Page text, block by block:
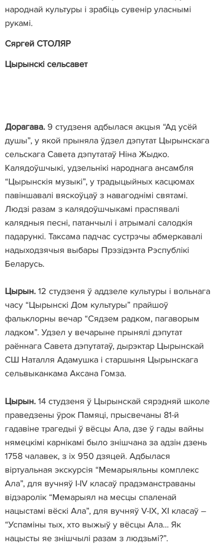
народнай культуры і зрабіць сувенір уласнымі
рукамі.
Сяргей СТОЛЯР
Цырынскі сельсавет
Дорагава. 9 студзеня адбылася акцыя “Ад усёй
душы”, у якой прыняла ўдзел дэпутат Цырынскага
сельскага Савета дэпутатаў Ніна Жыдко.
Калядоўшчыкі, удзельнікі народнага ансамбля
“Цырынскія музыкі”, у традыцыйных касцюмах
павіншавалі вяскоўцаў з навагоднімі святамі.
Людзі разам з калядоўшчыкамі праспявалі
калядныя песні, патанчылі і атрымалі салодкія
падарункі. Таксама падчас сустрэчы абмеркавалі
надыходзячыя выбары Прэзідэнта Рэспублікі
Беларусь.
Цырын. 12 студзеня ў аддзеле культуры і вольнага
часу “Цырынскі Дом культуры” прайшоў
фальклорны вечар “Сядзем радком, пагаворым
ладком”. Удзел у вечарыне прынялі дэпутат
раённага Савета дэпутатаў, дырэктар Цырынскай
СШ Наталля Адамушка і старшыня Цырынскага
сельвыканкама Аксана Гомза.
Цырын. 14 студзеня ў Цырынскай сярэдняй школе
праведзены ўрок Памяці, прысвечаны 81-й
гадавіне трагедыі ў вёсцы Ала, дзе ў гады вайны
нямецкімі карнікамі было знішчана за адзін дзень
1758 чалавек, з іх 950 дзяцей. Адбылася
віртуальная экскурсія “Мемарыяльны комплекс
Ала”, для вучняў І-ІV класаў прадэманстраваны
відэаролік “Мемарыял на месцы спаленай
нацыстамі вёскі Ала”, для вучняў V-ІХ, ХІ класаў –
“Успаміны тых, хто выжыў у вёсцы Ала… Як
нацысты яе знішчылі разам з людзьмі?”.